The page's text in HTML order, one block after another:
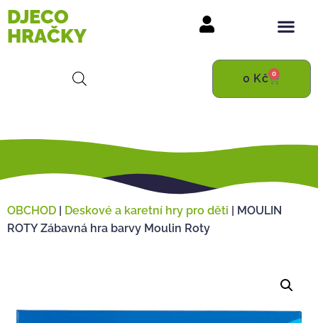
DJECO
HRAČKY
0 Kč 0
OBCHOD | Deskové a karetní hry pro děti | MOULIN
ROTY Zábavná hra barvy Moulin Roty